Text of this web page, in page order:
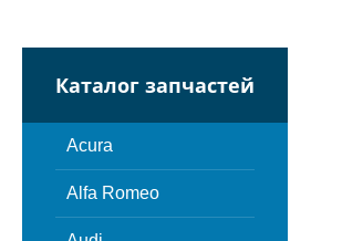
Каталог запчастей
Acura
Alfa Romeo